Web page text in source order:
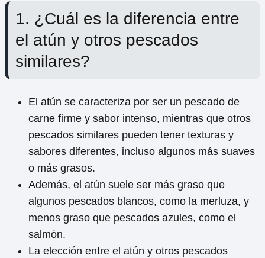
1. ¿Cuál es la diferencia entre
el atún y otros pescados
similares?
El atún se caracteriza por ser un pescado de
carne firme y sabor intenso, mientras que otros
pescados similares pueden tener texturas y
sabores diferentes, incluso algunos más suaves
o más grasos.
Además, el atún suele ser más graso que
algunos pescados blancos, como la merluza, y
menos graso que pescados azules, como el
salmón.
La elección entre el atún y otros pescados